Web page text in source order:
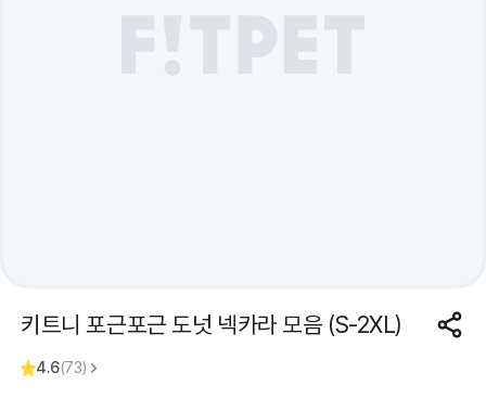
키트니 포근포근 도넛 넥카라 모음 (S-2XL)
4.6(73)